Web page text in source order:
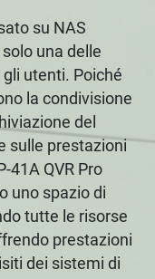
su NAS
una delle
utenti. Poiché
la condivisione
del
sulle prestazioni
41A QVR Pro
uno spazio di
tutte le risorse
prestazioni
dei sistemi di